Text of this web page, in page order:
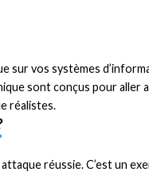
vos systèmes
sont conçus pour aller
réalistes.
réussie. C’est un